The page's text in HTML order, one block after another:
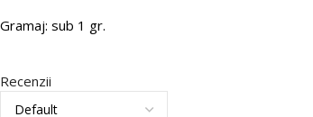
Gramaj: sub 1 gr.
Recenzii